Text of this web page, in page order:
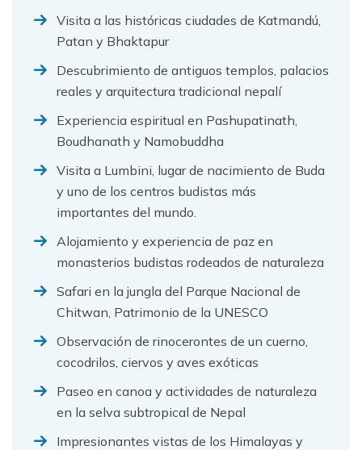
Visita a las históricas ciudades de Katmandú,
Patan y Bhaktapur
Descubrimiento de antiguos templos, palacios
reales y arquitectura tradicional nepalí
Experiencia espiritual en Pashupatinath,
Boudhanath y Namobuddha
Visita a Lumbini, lugar de nacimiento de Buda
y uno de los centros budistas más
importantes del mundo.
Alojamiento y experiencia de paz en
monasterios budistas rodeados de naturaleza
Safari en la jungla del Parque Nacional de
Chitwan, Patrimonio de la UNESCO
Observación de rinocerontes de un cuerno,
cocodrilos, ciervos y aves exóticas
Paseo en canoa y actividades de naturaleza
en la selva subtropical de Nepal
Impresionantes vistas de los Himalayas y